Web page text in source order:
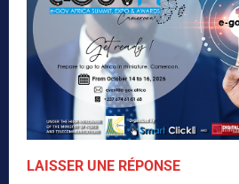
LAISSER UNE RÉPONSE